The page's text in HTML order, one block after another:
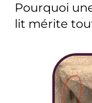
Pourquoi
lit mérite